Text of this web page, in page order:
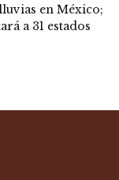
en México;
a 31 estados